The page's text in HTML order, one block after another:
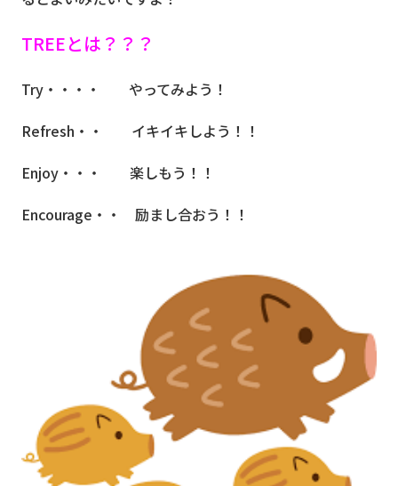
TREEとは？？？
Try・・・・ やってみよう！
Refresh・・ イキイキしよう！！
Enjoy・・・ 楽しもう！！
Encourage・・ 励まし合おう！！